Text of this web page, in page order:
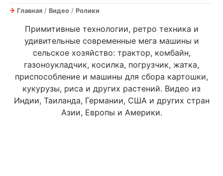
Главная / Видео / Ролики
Примитивные технологии, ретро техника и
удивительные современные мега машины и
сельское хозяйство: трактор, комбайн,
газоноукладчик, косилка, погрузчик, жатка,
приспособление и машины для сбора картошки,
кукурузы, риса и других растений. Видео из
Индии, Таиланда, Германии, США и других стран
Азии, Европы и Америки.